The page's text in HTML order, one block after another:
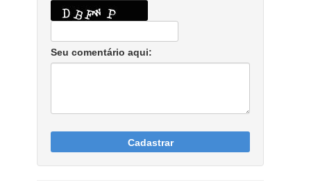
Seu comentário aqui:
Cadastrar